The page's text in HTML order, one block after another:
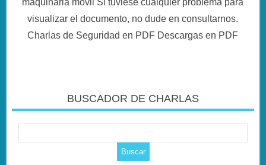
visualizar el documento, no dude en consultarnos.
Charlas de Seguridad en PDF Descargas en PDF
BUSCADOR DE CHARLAS